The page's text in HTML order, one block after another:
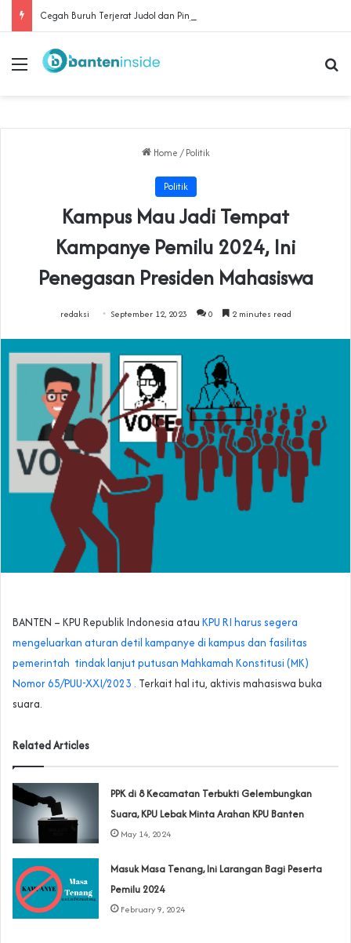
Menu
Home / Politik
Politik
Kampus Mau Jadi Tempat
Kampanye Pemilu 2024, Ini
Penegasan Presiden Mahasiswa
redaksi September 12, 2023 0 2 minutes read
BANTEN – KPU Republik Indonesia atau KPU RI harus segera
mengeluarkan aturan detil kampanye di kampus dan fasilitas
pemerintah tindak lanjut putusan Mahkamah Konstitusi (MK)
Nomor 65/PUU-XXI/2023 . Terkait hal itu, aktivis mahasiswa buka
suara.
Related Articles
PPK di 8 Kecamatan Terbukti Gelembungkan
Suara, KPU Lebak Minta Arahan KPU Banten
May 14, 2024
Masuk Masa Tenang, Ini Larangan Bagi Peserta
Pemilu 2024
February 9, 2024